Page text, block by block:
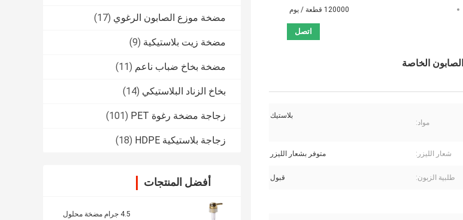
مضخة موزع الصابون الرغوي (17)
مضخة زيت بلاستيكية (9)
مضخة بخاخ ضباب ناعم (11)
بخاخ الزناد البلاستيكي (14)
زجاجة مضخة رغوة PET (101)
زجاجة بلاستيكية HDPE (18)
أفضل المنتجات
4.5 جرام مضخة محلول
120000 قطعة / يوم
اتصل
مواد:
بلاستيك
شعار الليزر: متوفر بشعار الليزر
طلبية الزبون: قبول